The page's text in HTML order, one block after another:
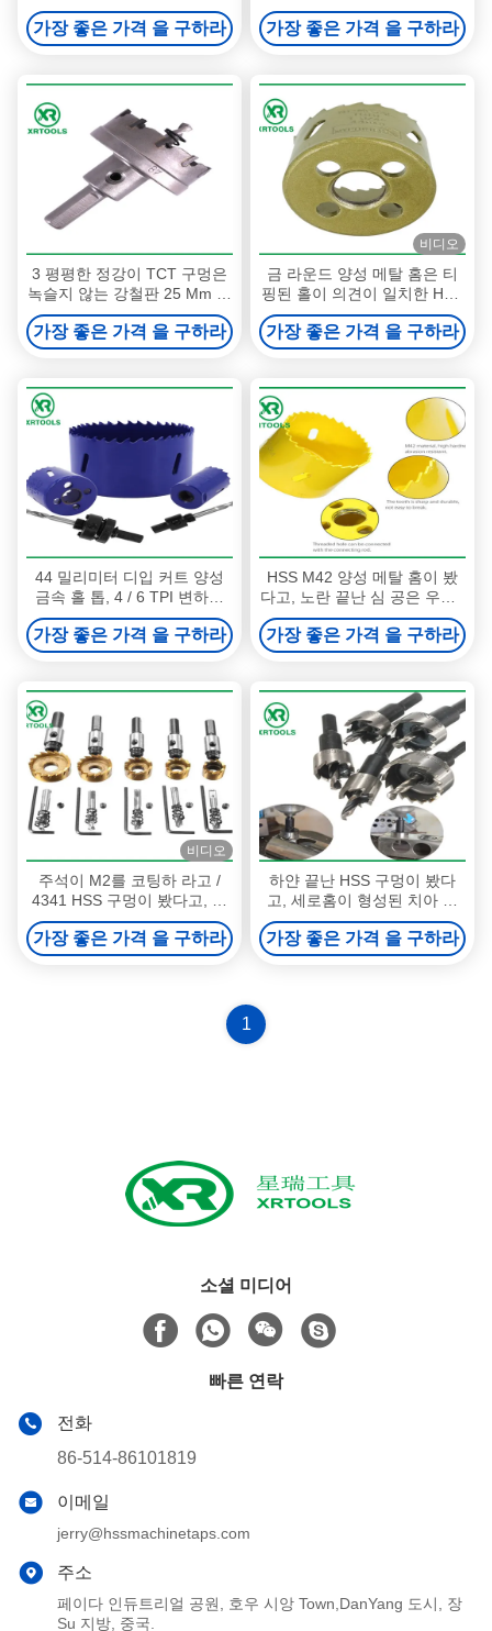
강을 위해 봤습니다
가장 좋은 가격 을 구하라
M22 스레드로 더하는 것을 봤
습니다
가장 좋은 가격 을 구하라
3 평평한 정강이 TCT 구멍은
녹슬지 않는 강철판 25 Mm 동
안 커터가 깊이를 줄이는 것을
봤습니다
가장 좋은 가격 을 구하라
비디오
금 라운드 양성 메탈 홈은 티
핑된 홀이 의견이 일치한 HSS
M42 카바이드가 구축되었는
지 봤습니다
가장 좋은 가격 을 구하라
44 밀리미터 디입 커트 양성
금속 홀 톱, 4 / 6 TPI 변하기
쉬운 이 금속 절삭 홀 톱
가장 좋은 가격 을 구하라
HSS M42 양성 메탈 홈이 봤
다고, 노란 끝난 심 공은 우즈 /
알루미늄을 위해 봤습니다
가장 좋은 가격 을 구하라
비디오
주석이 M2를 코팅하 라고 /
4341 HSS 구멍이 봤다고, 완
전히 지상 코어드릴 비트 구멍
은 커터를 봤습니다
가장 좋은 가격 을 구하라
하얀 끝난 HSS 구멍이 봤다
고, 세로홈이 형성된 치아 메
탈 홈은 메탈시추를 봤습니다
가장 좋은 가격 을 구하라
1
소셜 미디어
빠른 연락
전화
86-514-86101819
이메일
jerry@hssmachinetaps.com
주소
페이다 인듀트리얼 공원, 호우 시앙 Town,DanYang 도시, 장
Su 지방, 중국.